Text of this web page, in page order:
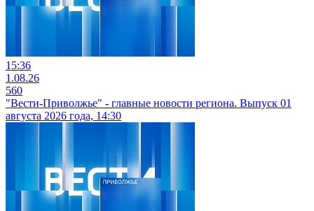
15:36
1.08.26
560
"Вести-Приволжье" - главные новости региона. Выпуск 01
августа 2026 года, 14:30